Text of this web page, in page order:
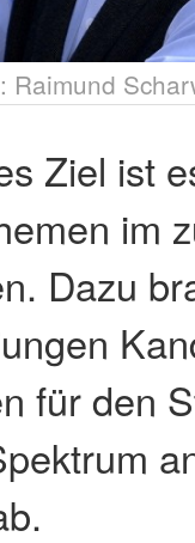
Raimund
Ziel ist
im
Dazu
für den